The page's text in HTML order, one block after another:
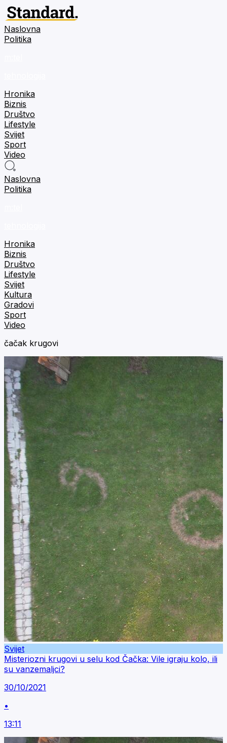
Naslovna
Politika
Hronika
Biznis
Društvo
Lifestyle
Svijet
Sport
Video
Naslovna
Politika
Hronika
Biznis
Društvo
Lifestyle
Svijet
Kultura
Gradovi
Sport
Video
čačak krugovi
Svijet
Misteriozni krugovi u selu kod Čačka: Vile igraju kolo, ili
su vanzemaljci?
30/10/2021
•
13:11